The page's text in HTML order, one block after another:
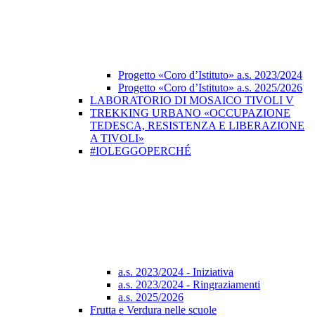
Progetto «Coro d’Istituto» a.s. 2023/2024
Progetto «Coro d’Istituto» a.s. 2025/2026
LABORATORIO DI MOSAICO TIVOLI V
TREKKING URBANO «OCCUPAZIONE
TEDESCA, RESISTENZA E LIBERAZIONE
A TIVOLI»
#IOLEGGOPERCHÉ
a.s. 2023/2024 - Iniziativa
a.s. 2023/2024 - Ringraziamenti
a.s. 2025/2026
Frutta e Verdura nelle scuole